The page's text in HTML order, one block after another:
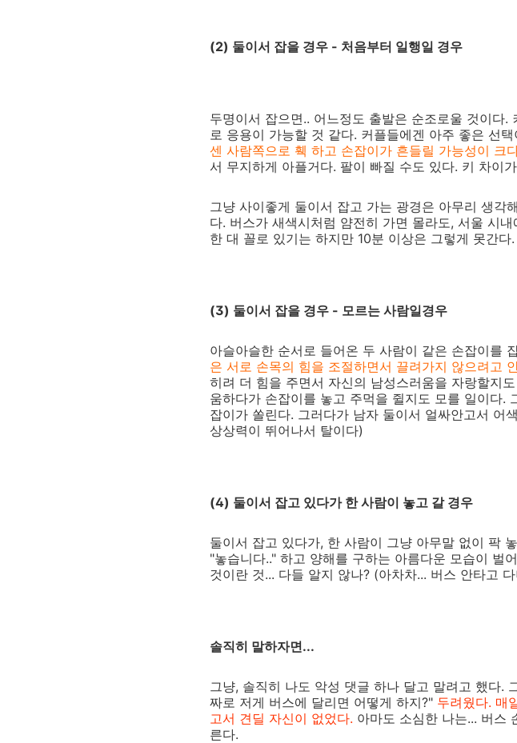
(2) 둘이서 잡을 경우 - 처음부터 일행일 경우
두명이서 잡으면.. 어느정도 출발은 순조로울 것이다
로 응용이 가능할 것 같다. 커플들에겐 아주 좋은 선
센 사람쪽으로 훽 하고 손잡이가 흔들릴 가능성이 크
서 무지하게 아플거다. 팔이 빠질 수도 있다. 키 차이
그냥 사이좋게 둘이서 잡고 가는 광경은 아무리 생
다. 버스가 새색시처럼 얌전히 가면 몰라도, 서울 시
한 대 꼴로 있기는 하지만 10분 이상은 그렇게 못간다
(3) 둘이서 잡을 경우 - 모르는 사람일경우
아슬아슬한 순서로 들어온 두 사람이 같은 손잡이를
은 서로 손목의 힘을 조절하면서 끌려가지 않으려고
히려 더 힘을 주면서 자신의 남성스러움을 자랑할지
움하다가 손잡이를 놓고 주먹을 쥘지도 모를 일이다.
잡이가 쏠린다. 그러다가 남자 둘이서 얼싸안고서 어
상상력이 뛰어나서 탈이다)
(4) 둘이서 잡고 있다가 한 사람이 놓고 갈 경우
둘이서 잡고 있다가, 한 사람이 그냥 아무말 없이 팍
"놓습니다.." 하고 양해를 구하는 아름다운 모습이 벌
것이란 것... 다들 알지 않나? (아차차... 버스 안타고
솔직히 말하자면...
그냥, 솔직히 나도 악성 댓글 하나 달고 말려고 했다.
짜로 저게 버스에 달리면 어떻게 하지?" 두려웠다. 매
고서 견딜 자신이 없었다. 아마도 소심한 나는... 버스
른다.